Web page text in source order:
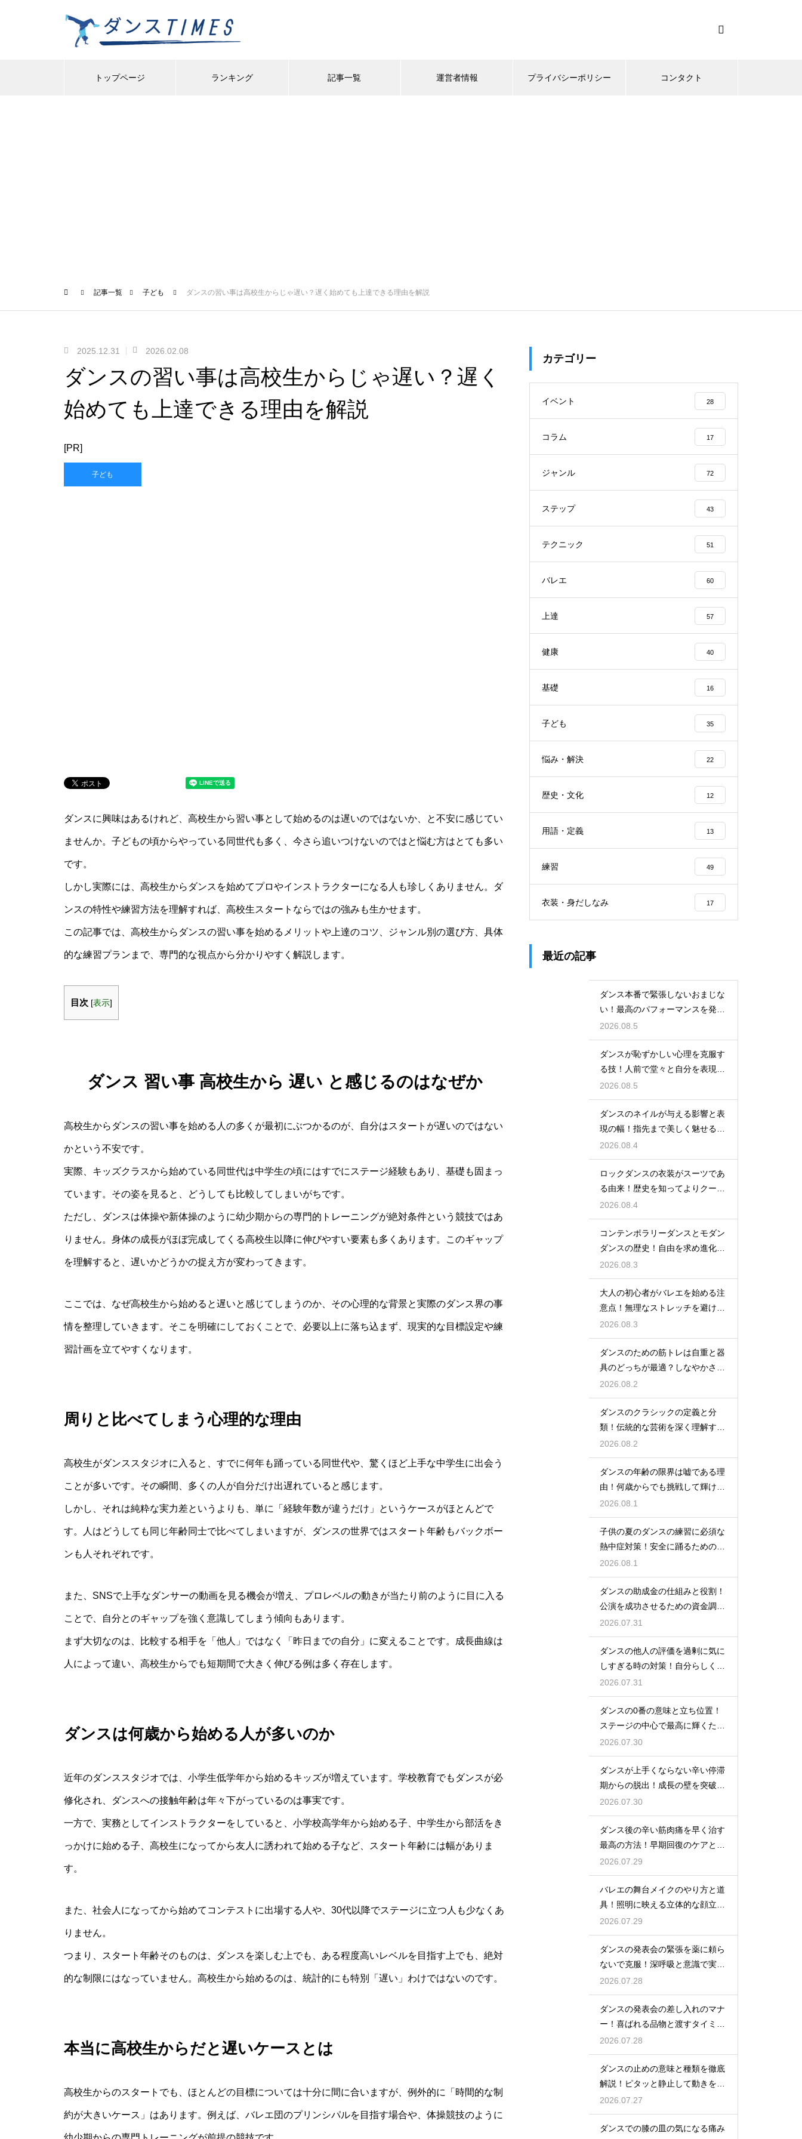
トップページ ランキング 記事一覧 運営者情報 プライバシーポリシー コンタクト
記事一覧 子ども ダンスの習い事は高校生からじゃ遅い？遅く始めても上達できる理由を解説
2025.12.31 2026.02.08
ダンスの習い事は高校生からじゃ遅い？遅く
始めても上達できる理由を解説
[PR]
子ども
ダンスに興味はあるけれど、高校生から習い事として始めるのは遅いのではないか、と不安に感じてい
ませんか。子どもの頃からやっている同世代も多く、今さら追いつけないのではと悩む方はとても多い
です。
しかし実際には、高校生からダンスを始めてプロやインストラクターになる人も珍しくありません。ダ
ンスの特性や練習方法を理解すれば、高校生スタートならではの強みも生かせます。
この記事では、高校生からダンスの習い事を始めるメリットや上達のコツ、ジャンル別の選び方、具体
的な練習プランまで、専門的な視点から分かりやすく解説します。
目次 [表示]
ダンス 習い事 高校生から 遅い と感じるのはなぜか
高校生からダンスの習い事を始める人の多くが最初にぶつかるのが、自分はスタートが遅いのではない
かという不安です。
実際、キッズクラスから始めている同世代は中学生の頃にはすでにステージ経験もあり、基礎も固まっ
ています。その姿を見ると、どうしても比較してしまいがちです。
ただし、ダンスは体操や新体操のように幼少期からの専門的トレーニングが絶対条件という競技ではあ
りません。身体の成長がほぼ完成してくる高校生以降に伸びやすい要素も多くあります。このギャップ
を理解すると、遅いかどうかの捉え方が変わってきます。
ここでは、なぜ高校生から始めると遅いと感じてしまうのか、その心理的な背景と実際のダンス界の事
情を整理していきます。そこを明確にしておくことで、必要以上に落ち込まず、現実的な目標設定や練
習計画を立てやすくなります。
周りと比べてしまう心理的な理由
高校生がダンススタジオに入ると、すでに何年も踊っている同世代や、驚くほど上手な中学生に出会う
ことが多いです。その瞬間、多くの人が自分だけ出遅れていると感じます。
しかし、それは純粋な実力差というよりも、単に「経験年数が違うだけ」というケースがほとんどで
す。人はどうしても同じ年齢同士で比べてしまいますが、ダンスの世界ではスタート年齢もバックボー
ンも人それぞれです。
また、SNSで上手なダンサーの動画を見る機会が増え、プロレベルの動きが当たり前のように目に入る
ことで、自分とのギャップを強く意識してしまう傾向もあります。
まず大切なのは、比較する相手を「他人」ではなく「昨日までの自分」に変えることです。成長曲線は
人によって違い、高校生からでも短期間で大きく伸びる例は多く存在します。
ダンスは何歳から始める人が多いのか
近年のダンススタジオでは、小学生低学年から始めるキッズが増えています。学校教育でもダンスが必
修化され、ダンスへの接触年齢は年々下がっているのは事実です。
一方で、実務としてインストラクターをしていると、小学校高学年から始める子、中学生から部活をき
っかけに始める子、高校生になってから友人に誘われて始める子など、スタート年齢には幅がありま
す。
また、社会人になってから始めてコンテストに出場する人や、30代以降でステージに立つ人も少なくあ
りません。
つまり、スタート年齢そのものは、ダンスを楽しむ上でも、ある程度高いレベルを目指す上でも、絶対
的な制限にはなっていません。高校生から始めるのは、統計的にも特別「遅い」わけではないのです。
本当に高校生からだと遅いケースとは
高校生からのスタートでも、ほとんどの目標については十分に間に合いますが、例外的に「時間的な制
約が大きいケース」はあります。例えば、バレエ団のプリンシパルを目指す場合や、体操競技のように
カテゴリー
イベント 28
コラム 17
ジャンル 72
ステップ 43
テクニック 51
バレエ 60
上達 57
健康 40
基礎 16
子ども 35
悩み・解決 22
歴史・文化 12
用語・定義 13
練習 49
衣装・身だしなみ 17
最近の記事
ダンス本番で緊張しないおまじな
い！最高のパフォーマンスを発揮
する心理術
2026.08.5
ダンスが恥ずかしい心理を克服す
る技！人前で堂々と自分を表現す
るステップ
2026.08.5
ダンスのネイルが与える影響と表
現の幅！指先まで美しく魅せるた
めの工夫
2026.08.4
ロックダンスの衣装がスーツであ
る由来！歴史を知ってよりクール
に踊ろう
2026.08.4
コンテンポラリーダンスとモダン
ダンスの歴史！自由を求め進化す
る表現の道
2026.08.3
大人の初心者がバレエを始める注
意点！無理なストレッチを避け安
全に楽しむ
2026.08.3
ダンスのための筋トレは自重と器
具のどっちが最適？しなやかさを
保つ秘訣
2026.08.2
ダンスのクラシックの定義と分
類！伝統的な芸術を深く理解する
ための鍵
2026.08.2
ダンスの年齢の限界は嘘である理
由！何歳からでも挑戦して輝ける
という事実
2026.08.1
子供の夏のダンスの練習に必須な
熱中症対策！安全に踊るためのポ
イント
2026.08.1
ダンスの助成金の仕組みと役割！
公演を成功させるための資金調達
のノウハウ
2026.07.31
ダンスの他人の評価を過剰に気に
しすぎる時の対策！自分らしく踊
るには
2026.07.31
ダンスの0番の意味と立ち位置！
ステージの中心で最高に輝くため
の心得
2026.07.30
ダンスが上手くならない辛い停滞
期からの脱出！成長の壁を突破す
る秘訣
2026.07.30
ダンス後の辛い筋肉痛を早く治す
最高の方法！早期回復のケアと
は？
2026.07.29
バレエの舞台メイクのやり方と道
具！照明に映える立体的な顔立ち
を作るテク
2026.07.29
ダンスの発表会の緊張を薬に頼ら
ないで克服！深呼吸と意識で実力
を出す
2026.07.28
ダンスの発表会の差し入れのマナ
ー！喜ばれる品物と渡すタイミン
グのルール
2026.07.28
ダンスの止めの意味と種類を徹底
解説！ピタッと静止して動きを際
立たせる技
2026.07.27
ダンスでの膝の皿の気になる痛み